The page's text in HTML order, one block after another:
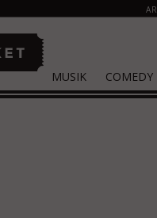
MUSIK COMEDY